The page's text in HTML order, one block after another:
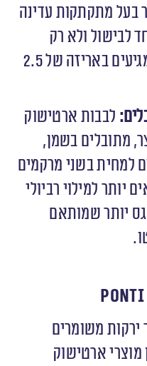
בעל מתקתקות עדינה
לבישול ולא רק
לאנטיפסטי. הארטישוקים מגיעים באריזה של 2.5
לבבות ארטישוק
מתובלים בשמן,
למחית בשני מרקמים
למילוי רביולי
יותר שמותאם
Ponti
ירקות משומרים
מוצרי ארטישוק